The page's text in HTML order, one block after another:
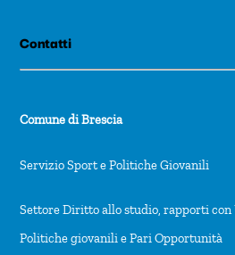
Contatti
Comune di Brescia
Servizio Sport e Politiche Giovanili
Settore Diritto allo studio, rapporti con
Politiche giovanili e Pari Opportunità